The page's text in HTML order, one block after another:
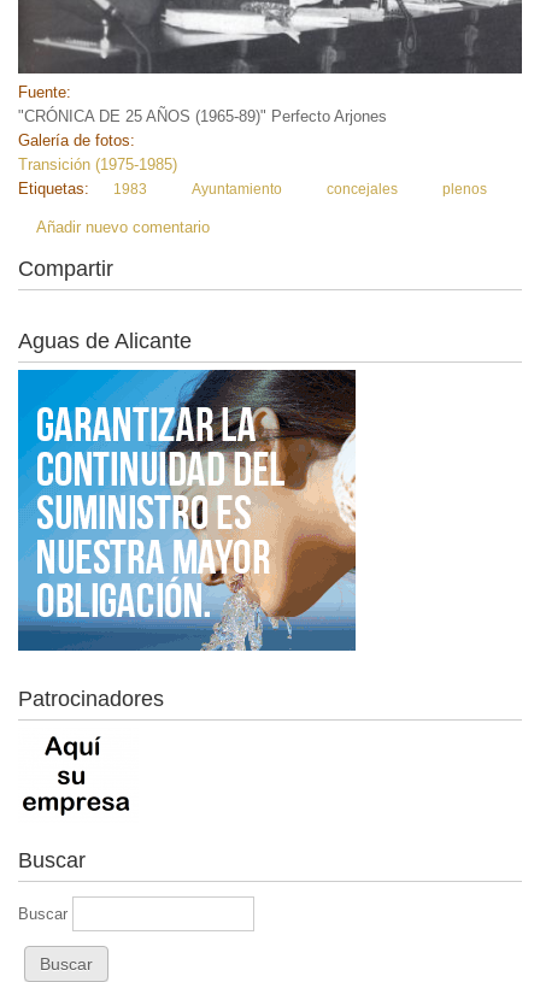
Fuente:
"CRÓNICA DE 25 AÑOS (1965-89)" Perfecto Arjones
Galería de fotos:
Transición (1975-1985)
Etiquetas:
1983 Ayuntamiento concejales plenos
Añadir nuevo comentario
Compartir
Aguas de Alicante
Patrocinadores
Buscar
Buscar